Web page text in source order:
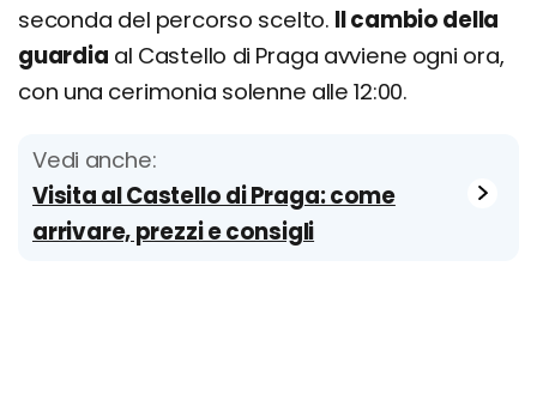
seconda del percorso scelto. Il cambio della
guardia al Castello di Praga avviene ogni ora,
con una cerimonia solenne alle 12:00.
Vedi anche:
Visita al Castello di Praga: come
arrivare, prezzi e consigli